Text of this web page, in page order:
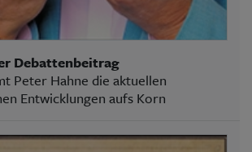
Debattenbeitrag
Peter Hahne die aktuellen
Entwicklungen aufs Korn